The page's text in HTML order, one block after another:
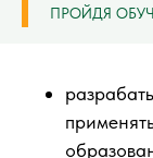
ПРОЙДЯ